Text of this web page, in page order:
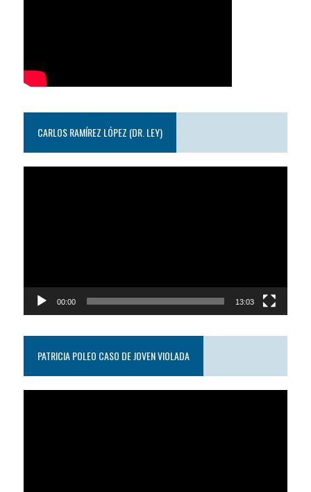
CARLOS RAMÍREZ LÓPEZ (DR. LEY)
00:00 13:03
PATRICIA POLEO CASO DE JOVEN VIOLADA